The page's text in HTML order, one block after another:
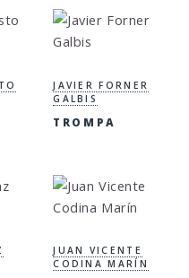
JAVIER FORNER
GALBIS
TROMPA
JUAN VICENTE
CODINA MARÍN